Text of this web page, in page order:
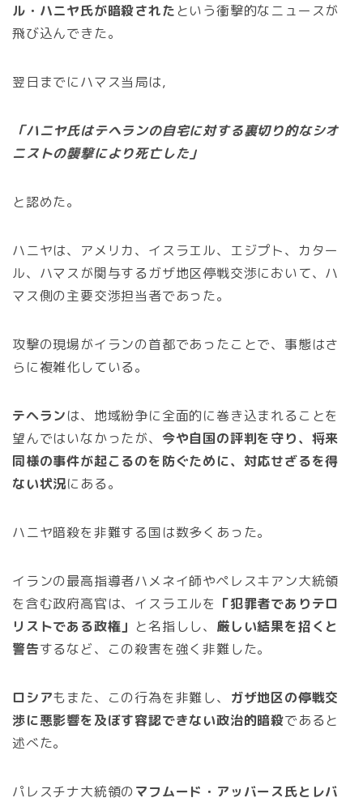
ル・ハニヤ氏が暗殺された という衝撃的なニュースが
飛び込んできた。
翌日までにハマス当局は,
「ハニヤ氏はテヘランの自宅に対する裏切り的なシオ
ニストの襲撃により死亡した」
と認めた。
ハニヤは、アメリカ、イスラエル、エジプト、カター
ル、ハマスが関与するガザ地区停戦交渉において、ハ
マス側の主要交渉担当者であった。
攻撃の現場がイランの首都であったことで、事態はさ
らに複雑化している。
テヘランは、地域紛争に全面的に巻き込まれることを
望んではいなかったが、 今や自国の評判を守り、将来
同様の事件が起こるのを防ぐために、対応せざるを得
ない状況にある。
ハニヤ暗殺を非難する国は数多くあった。
イランの最高指導者ハメネイ師やペレスキアン大統領
を含む政府高官は、イスラエルを 「犯罪者でありテロ
リストである政権」 と名指しし、 厳しい結果を招くと
警告するなど、この殺害を強く非難した。
ロシアもまた、この行為を非難し、 ガザ地区の停戦交
渉に悪影響を及ぼす容認できない政治的暗殺であると
述べた。
パレスチナ大統領の マフムード・アッバース氏とレバ